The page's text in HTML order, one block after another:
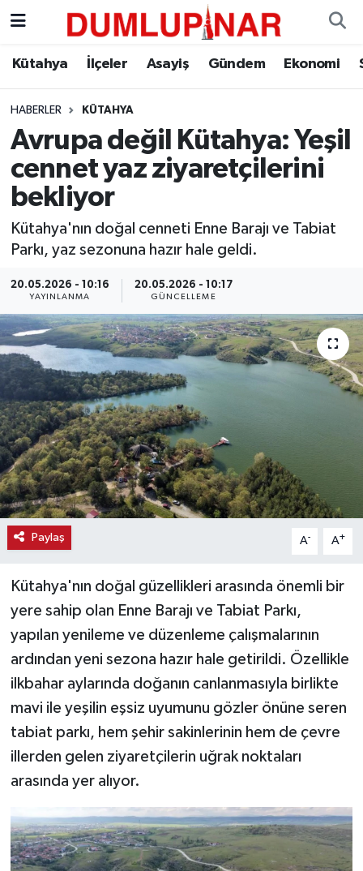
Kütahya İlçeler Asayiş Gündem Ekonomi
HABERLER KÜTAHYA
Avrupa değil Kütahya: Yeşil
cennet yaz ziyaretçilerini
bekliyor
Kütahya'nın doğal cenneti Enne Barajı ve Tabiat
Parkı, yaz sezonuna hazır hale geldi.
20.05.2026 - 10:16
YAYINLANMA
20.05.2026 - 10:17
GÜNCELLEME
Paylaş A- A+
Kütahya'nın doğal güzellikleri arasında önemli bir
yere sahip olan Enne Barajı ve Tabiat Parkı,
yapılan yenileme ve düzenleme çalışmalarının
ardından yeni sezona hazır hale getirildi. Özellikle
ilkbahar aylarında doğanın canlanmasıyla birlikte
mavi ile yeşilin eşsiz uyumunu gözler önüne seren
tabiat parkı, hem şehir sakinlerinin hem de çevre
illerden gelen ziyaretçilerin uğrak noktaları
arasında yer alıyor.
Asayiş
Diğer
Dünya
Eğitim
Ekonomi
Gündem
Haber
Haber İlanlar
Kültür-Sanat
Magazin
Sağlık
Seri İlan
Siyaset
Teknoloji
Vefat Haberleri
Kütahya Hava Durumu
Kütahya Trafik Yoğunluk Haritası
Süper Lig Puan Durumu ve Fikstür
Tüm Manşetler
Son Dakika Haberleri